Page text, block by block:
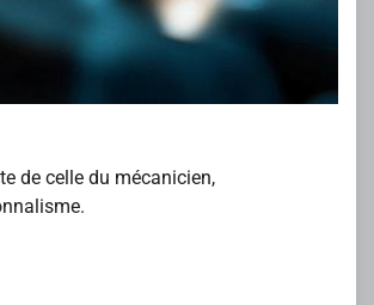
de celle du mécanicien,